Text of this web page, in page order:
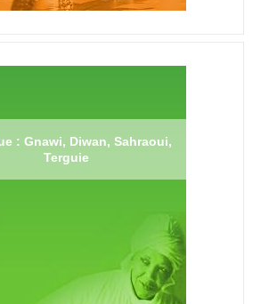
: Gnawi, Diwan, Sahraoui,
Terguie